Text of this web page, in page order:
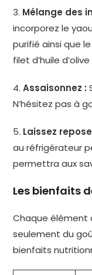
3. Mélange des
incorporez le
purifié ainsi que
filet d’huile
4.Assaisonnez :
N’hésitez pas à
5. Laissez
au réfrigérateur
permettra aux
Les bienfaits
Chaque
seulement du
bienfaits